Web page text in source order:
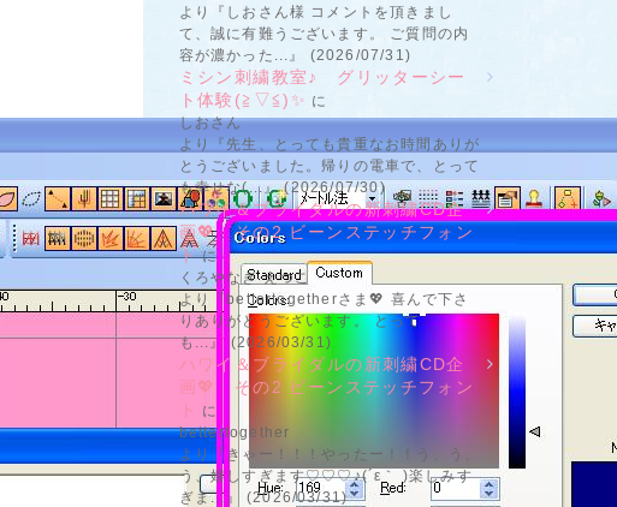
より『しおさん様 コメントを頂きまし
て、誠に有難うございます。 ご質問の内
容が濃かった...』 (2026/07/31)
ミシン刺繍教室♪ グリッターシー
ト体験(≧▽≦)✨ に
しおさん
より『先生、とっても貴重なお時間ありが
とうございました。帰りの電車で、とって
も幸せな(...』 (2026/07/30)
ハワイ＆ブライダルの新刺繍CD企
画💖 その2 ビーンステッチフォン
トに
くろやなぎ えつこ
より『bettertogetherさま💖 喜んで下さ
りありがとうございます。 とって
も...』 (2026/03/31)
ハワイ＆ブライダルの新刺繍CD企
画💖 その2 ビーンステッチフォン
ト
に
bettertogether
より『きゃー！！！やったー！！う、う、
う、嬉しすぎます♡♡♡♪(´ε｀ )楽しみす
ぎま...』 (2026/03/31)